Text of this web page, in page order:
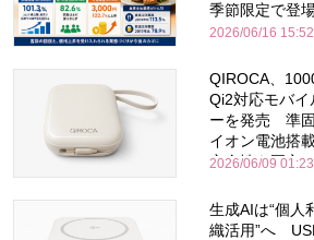
季節限定で登
2026/06/16
QIROCA、
Qi2対応モバイ
ーを発売 準
イオン電池搭
安全性を両立
2026/06/09
生成AIは“個人
織活用”へ